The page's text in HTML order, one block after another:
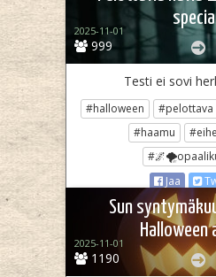
999
2025-11-01
Testi ei sovi
#halloween #pelottava
#haamu
Jaa
Sun
Halloween
1190
2025-11-01